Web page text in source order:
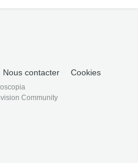
Nous contacter Cookies
Community